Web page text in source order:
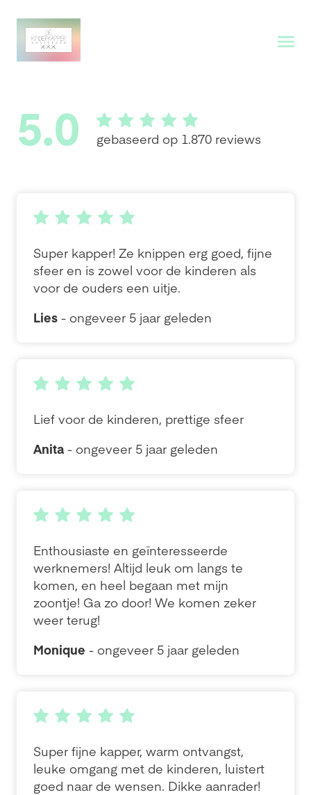
5.0 gebaseerd op 1.870 reviews
Super kapper! Ze knippen erg goed, fijne
sfeer en is zowel voor de kinderen als
voor de ouders een uitje.
Lies - ongeveer 5 jaar geleden
Lief voor de kinderen, prettige sfeer
Anita - ongeveer 5 jaar geleden
Enthousiaste en geïnteresseerde
werknemers! Altijd leuk om langs te
komen, en heel begaan met mijn
zoontje! Ga zo door! We komen zeker
weer terug!
Monique - ongeveer 5 jaar geleden
Super fijne kapper, warm ontvangst,
leuke omgang met de kinderen, luistert
goed naar de wensen. Dikke aanrader!